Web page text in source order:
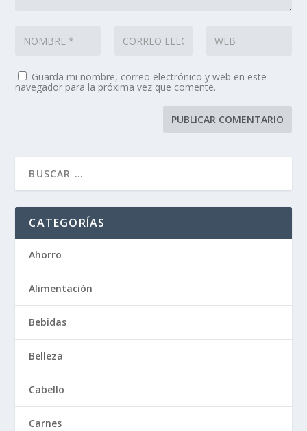
Guarda mi nombre, correo electrónico y web en este
navegador para la próxima vez que comente.
CATEGORÍAS
Ahorro
Alimentación
Bebidas
Belleza
Cabello
Carnes